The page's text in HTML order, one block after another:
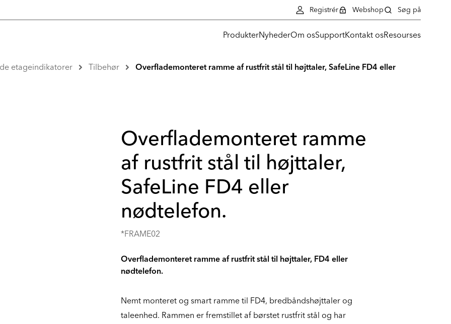
ProdukterNyhederOm osSupportKontakt osResourses
Registrér Webshop Søg på
etageindikatorer Tilbehør
Overflademonteret ramme af rustfrit stål til højttaler, SafeLine FD4 eller
Overflademonteret ramme
af rustfrit stål til højttaler,
SafeLine FD4 eller
nødtelefon.
*FRAME02
Overflademonteret ramme af rustfrit stål til højttaler, FD4 eller
nødtelefon.
Nemt monteret og smart ramme til FD4, bredbåndshøjttaler og
taleenhed. Rammen er fremstillet af børstet rustfrit stål og har